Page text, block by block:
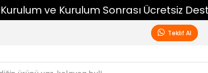
Kurulum ve Kurulum Sonrası Ücretsiz
Teklif Al